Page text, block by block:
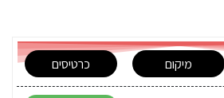
מיקום כרטיסים